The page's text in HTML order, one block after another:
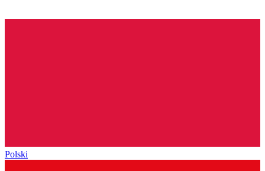
Polski